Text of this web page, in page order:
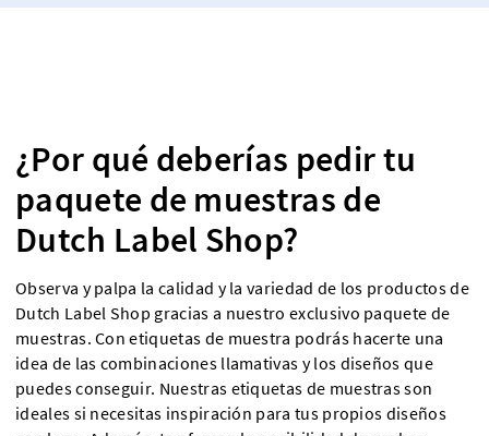
¿Por qué deberías pedir tu
paquete de muestras de
Dutch Label Shop?
Observa y palpa la calidad y la variedad de los productos de
Dutch Label Shop gracias a nuestro exclusivo paquete de
muestras. Con etiquetas de muestra podrás hacerte una
idea de las combinaciones llamativas y los diseños que
puedes conseguir. Nuestras etiquetas de muestras son
ideales si necesitas inspiración para tus propios diseños